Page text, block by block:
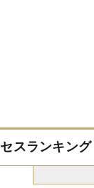
スランキング